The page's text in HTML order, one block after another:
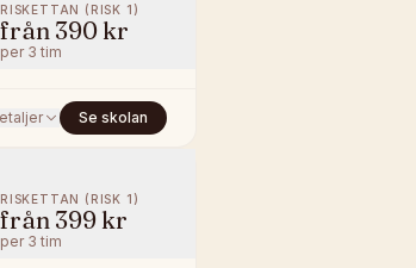
RISKETTAN (RISK 1)
från 390 kr
per 3 tim
Se skolan
RISKETTAN (RISK 1)
från 399 kr
per 3 tim